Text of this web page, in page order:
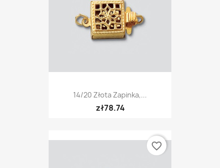
14/20 Złota Zapinka,...
zł78.74
favorite_border